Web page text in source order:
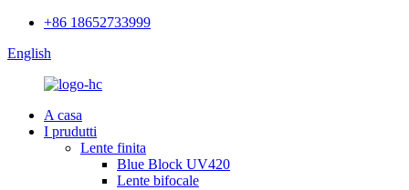
+86 18652733999
English
A casa
I prudutti
Lente finita
Blue Block UV420
Lente bifocale